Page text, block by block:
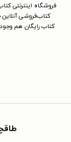
فروشگاه اینترنتی
کتاب‌فروشی
کتاب رایگان هم وجود